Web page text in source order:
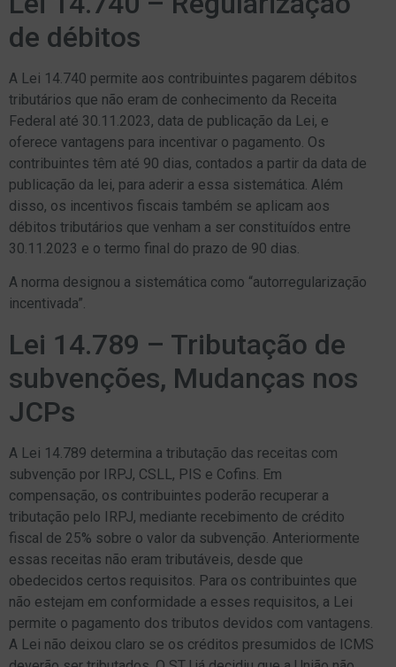
de débitos
A Lei 14.740 permite aos contribuintes pagarem débitos
tributários que não eram de conhecimento da Receita
Federal até 30.11.2023, data de publicação da Lei, e
oferece vantagens para incentivar o pagamento. Os
contribuintes têm até 90 dias, contados a partir da data de
publicação da lei, para aderir a essa sistemática. Além
disso, os incentivos fiscais também se aplicam aos
débitos tributários que venham a ser constituídos entre
30.11.2023 e o termo final do prazo de 90 dias.
A norma designou a sistemática como “autorregularização
incentivada”.
Lei 14.789 – Tributação de
subvenções, Mudanças nos
JCPs
A Lei 14.789 determina a tributação das receitas com
subvenção por IRPJ, CSLL, PIS e Cofins. Em
compensação, os contribuintes poderão recuperar a
tributação pelo IRPJ, mediante recebimento de crédito
fiscal de 25% sobre o valor da subvenção. Anteriormente
essas receitas não eram tributáveis, desde que
obedecidos certos requisitos. Para os contribuintes que
não estejam em conformidade a esses requisitos, a Lei
permite o pagamento dos tributos devidos com vantagens.
A Lei não deixou claro se os créditos presumidos de ICMS